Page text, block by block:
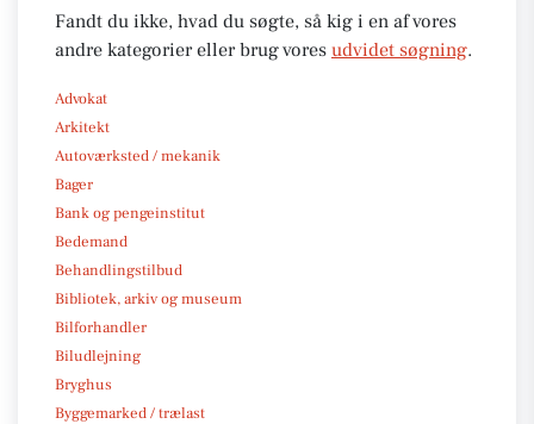
Fandt du ikke, hvad du søgte, så kig i en af vores
andre kategorier eller brug vores udvidet søgning.
Advokat
Arkitekt
Autoværksted / mekanik
Bager
Bank og pengeinstitut
Bedemand
Behandlingstilbud
Bibliotek, arkiv og museum
Bilforhandler
Biludlejning
Bryghus
Byggemarked / trælast